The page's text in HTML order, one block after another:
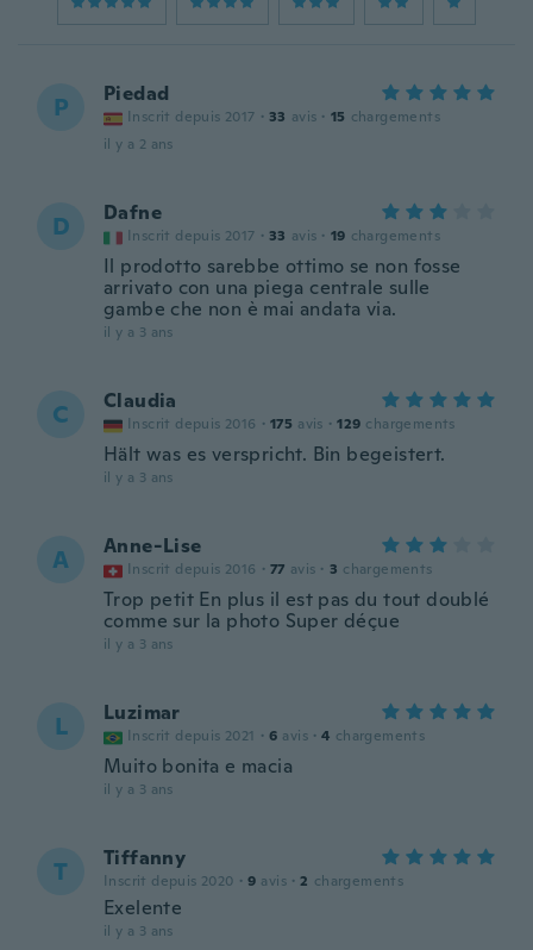
P Piedad
Inscrit depuis 2017 · 33 avis · 15 chargements
il y a 2 ans
D Dafne
Inscrit depuis 2017 · 33 avis · 19 chargements
Il prodotto sarebbe ottimo se non fosse
arrivato con una piega centrale sulle
gambe che non è mai andata via.
il y a 3 ans
C Claudia
Inscrit depuis 2016 · 175 avis · 129 chargements
Hält was es verspricht. Bin begeistert.
il y a 3 ans
A Anne-Lise
Inscrit depuis 2016 · 77 avis · 3 chargements
Trop petit En plus il est pas du tout doublé
comme sur la photo Super déçue
il y a 3 ans
L Luzimar
Inscrit depuis 2021 · 6 avis · 4 chargements
Muito bonita e macia
il y a 3 ans
T Tiffanny
Inscrit depuis 2020 · 9 avis · 2 chargements
Exelente
il y a 3 ans